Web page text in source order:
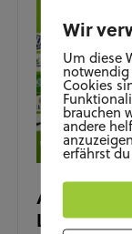
Abschied
Lerch
Wir
Um diese
notwendig
Cookies
brauchen
andere
erfährst